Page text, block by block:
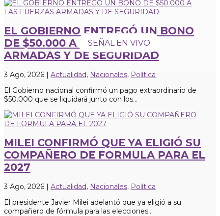
SEÑAL EN VIVO
EL GOBIERNO ENTREGÓ UN BONO
DE $50.000 A LAS FUERZAS
ARMADAS Y DE SEGURIDAD
3 Ago, 2026 | Actualidad, Nacionales, Política
El Gobierno nacional confirmó un pago extraordinario de
$50.000 que se liquidará junto con los...
MILEI CONFIRMÓ QUE YA ELIGIÓ SU
COMPAÑERO DE FORMULA PARA EL
2027
3 Ago, 2026 | Actualidad, Nacionales, Política
El presidente Javier Milei adelantó que ya eligió a su
compañero de fórmula para las elecciones...